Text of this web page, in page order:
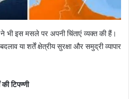
भी इस मसले पर अपनी चिंताएं व्यक्त की हैं।
या शर्तें क्षेत्रीय सुरक्षा और समुद्री व्यापार
टिपण्णी